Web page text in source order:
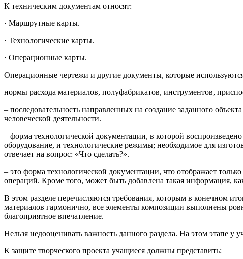
К техническим документам относят:
· Маршрутные карты.
· Технологические карты.
· Операционные карты.
Операционные чертежи и другие документы, которые
нормы расхода материалов, полуфабрикатов, инструментов,
– последовательность направленных на создание заданного
человеческой деятельности.
– форма технологической документации, в которой
оборудование, и технологические режимы; необходимое для
отвечает на вопрос: «Что сделать?».
– это форма технологической документации, что отображает
операций. Кроме того, может быть добавлена такая информация,
В этом разделе перечисляются требования, которым в конечном
материалов гармонично, все элементы композиции выполнены
благоприятное впечатление.
Нельзя недооценивать важность данного раздела. На этом этапе
К защите творческого проекта учащиеся должны представить: